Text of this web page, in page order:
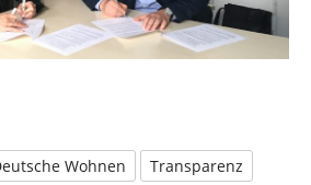
Wohnen Transparenz